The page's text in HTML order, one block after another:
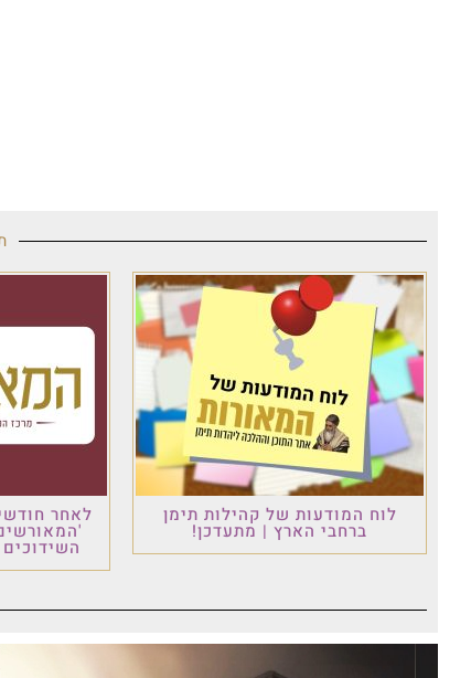
לוח המודעות של קהילות תימן
ברחבי הארץ | מתעדכן!
לאחר